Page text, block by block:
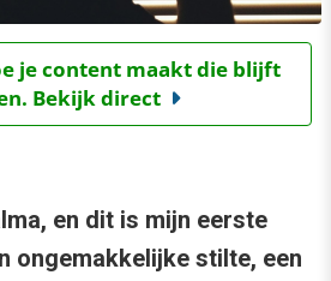
je content maakt die blijft
Bekijk direct
en dit is mijn eerste
ongemakkelijke stilte, een